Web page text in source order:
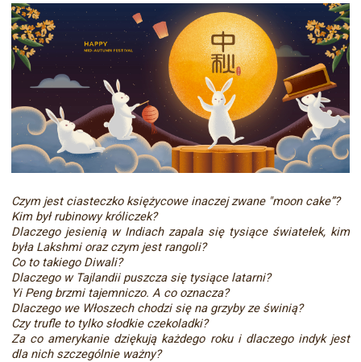
Czym jest ciasteczko księżycowe inaczej zwane "moon cake”?
Kim był rubinowy króliczek?
Dlaczego jesienią w Indiach zapala się tysiące światełek, kim
była Lakshmi oraz czym jest rangoli?
Co to takiego Diwali?
Dlaczego w Tajlandii puszcza się tysiące latarni?
Yi Peng brzmi tajemniczo. A co oznacza?
Dlaczego we Włoszech chodzi się na grzyby ze świnią?
Czy trufle to tylko słodkie czekoladki?
Za co amerykanie dziękują każdego roku i dlaczego indyk jest
dla nich szczególnie ważny?